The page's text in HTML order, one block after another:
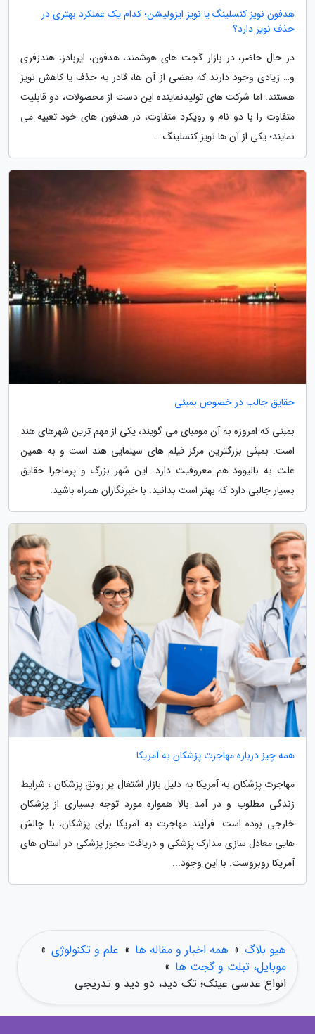
هدفون نویز کنسلینگ یا نویز ایزولیشن؛ کدام یک عملکرد بهتری در
حذف نویز دارد؟
در حال حاضر، در بازار گجت های هوشمند، هدفون، ایربادز، هندزفری
و… زیادی وجود دارند که بعضی از آن ها، قادر به حذف یا کاهش نویز
هستند. اما شرکت های تولیدنماینده این دست از محصولات، دو قابلیت
متفاوت را با دو نام و رویکرد متفاوت، در هدفون های خود تعبیه می
نمایند؛ یکی از آن ها نویز کنسلینگ...
حقایق جالب در خصوص بمبئی
بمبئی که امروزه به آن مومبای می گویند، یکی از مهم ترین شهرهای هند
است. بمبئی بزرگترین مرکز فیلم های سینمایی هند است و به همین
علت به بالیوود هم معروفیت دارد. این شهر بزرگ و پرماجرا حقایق
بسیار جالبی دارد که بهتر است بدانید. با خبرنگاران همراه باشید.
همه چیز درباره مهاجرت پزشکان به آمریکا
مهاجرت پزشکان به آمریکا به دلیل بازار اشتغال پر رونق پزشکان ، شرایط
زندگی مطلوب و در آمد بالا همواره مورد توجه بسیاری از پزشکان
خارجی بوده است. فرآیند مهاجرت به آمریکا برای پزشکان، با چالش
هایی معادل سازی مدارک پزشکی و دریافت مجوز پزشکی در استان های
آمریکا روبروست. با این وجود...
هیو بلاگ » همه اخبار و مقاله ها » علم و تکنولوژی »
موبایل، تبلت و گجت ها »
انواع عدسی عینک؛ تک دید، دو دید و تدریجی